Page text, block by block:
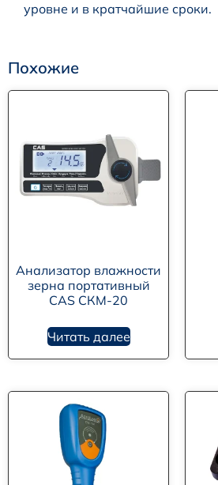
уровне и в кратчайшие сроки.
Похожие
Анализатор влажности
зерна портативный
CAS СКМ-20
Читать далее